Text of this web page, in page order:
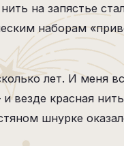
нить на запястье
наборам
лет. И меня
везде красная
шнурке